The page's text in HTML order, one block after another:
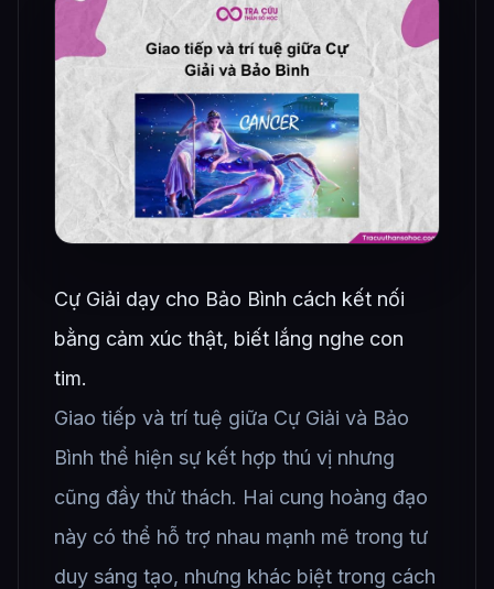
Cự Giải dạy cho Bảo Bình cách kết nối
bằng cảm xúc thật, biết lắng nghe con
tim.
Giao tiếp và trí tuệ giữa Cự Giải và Bảo
Bình thể hiện sự kết hợp thú vị nhưng
cũng đầy thử thách. Hai cung hoàng đạo
này có thể hỗ trợ nhau mạnh mẽ trong tư
duy sáng tạo, nhưng khác biệt trong cách